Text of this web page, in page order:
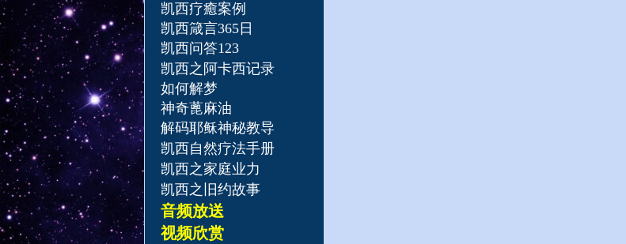
凯西疗癒案例
凯西箴言365日
凯西问答123
凯西之阿卡西记录
如何解梦
神奇蓖麻油
解码耶稣神秘教导
凯西自然疗法手册
凯西之家庭业力
凯西之旧约故事
音频放送
​视频欣赏